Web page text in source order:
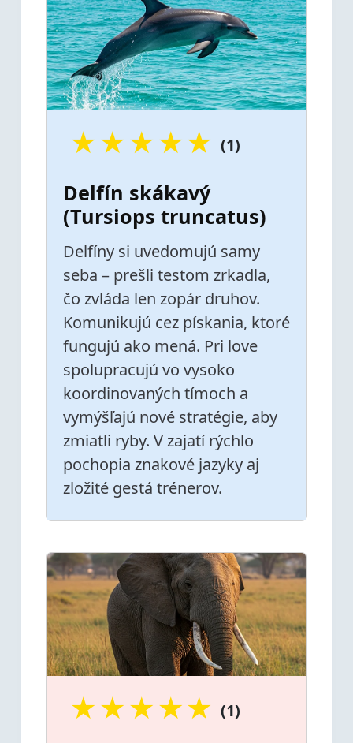
★
★
★
★
★ (1)
Delfín skákavý
(Tursiops truncatus)
Delfíny si uvedomujú samy
seba – prešli testom zrkadla,
čo zvláda len zopár druhov.
Komunikujú cez pískania, ktoré
fungujú ako mená. Pri love
spolupracujú vo vysoko
koordinovaných tímoch a
vymýšľajú nové stratégie, aby
zmiatli ryby. V zajatí rýchlo
pochopia znakové jazyky aj
zložité gestá trénerov.
★
★
★
★
★ (1)